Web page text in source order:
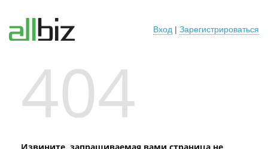
Вход | Зарегистрироваться
404